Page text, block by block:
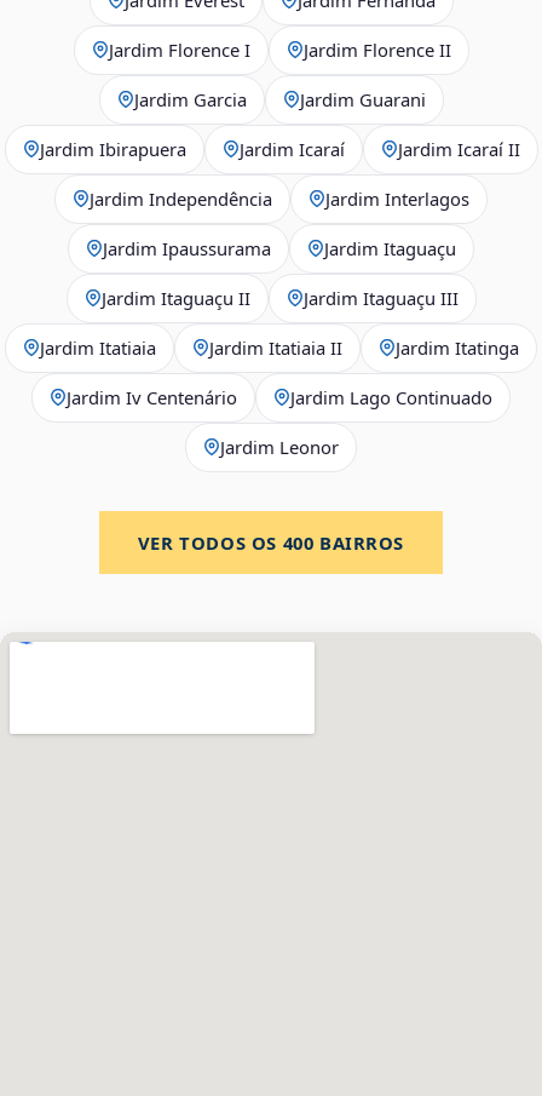
Jardim Florence I Jardim Florence II
Jardim Garcia Jardim Guarani
Jardim Ibirapuera Jardim Icaraí Jardim Icaraí II
Jardim Independência Jardim Interlagos
Jardim Ipaussurama Jardim Itaguaçu
Jardim Itaguaçu II Jardim Itaguaçu III
Jardim Itatiaia Jardim Itatiaia II Jardim Itatinga
Jardim Iv Centenário Jardim Lago Continuado
Jardim Leonor
VER TODOS OS 400 BAIRROS